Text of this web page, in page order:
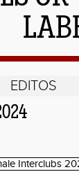
EDITOS